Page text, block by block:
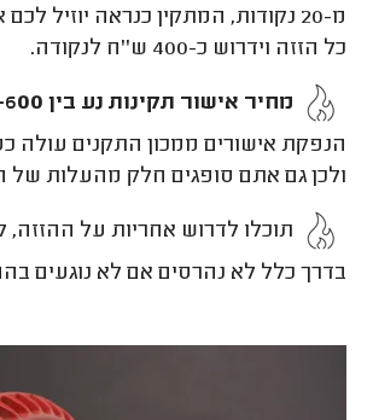
מ-20 נקודות, המתקין כנראה יוזיל
כל הזזה וידרוש כ-400 ש''ח לנקודה.
מחיר אישור תקינות נע בין 400-600 ש''ח.
הנפקת אישורים ממכון התקנים עולה
ולכן גם אתם סופגים חלק מהעלות
תוכלו לדרוש אחריות על
בדרך כלל לא נהרסים אם לא נוגעים